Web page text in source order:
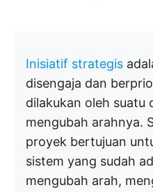
Inisiatif strategis
disengaja dan
dilakukan oleh suatu
mengubah arahnya.
proyek bertujuan
sistem yang sudah
mengubah arah,